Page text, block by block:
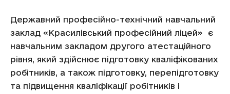
Державний професійно-технічний навчальний
заклад «Красилівський професійний ліцей» є
навчальним закладом другого атестаційного
рівня, який здійснює підготовку кваліфікованих
робітників, а також підготовку, перепідготовку
та підвищення кваліфікації робітників і